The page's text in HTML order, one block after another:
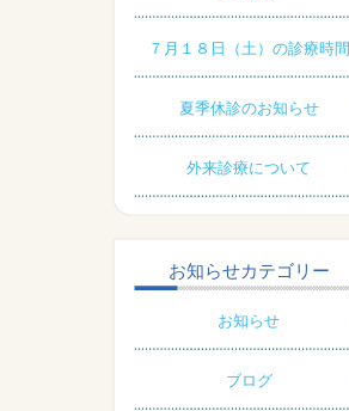
７月１８日（土）の診療時間
夏季休診のお知らせ
外来診療について
お知らせカテゴリー
お知らせ
ブログ